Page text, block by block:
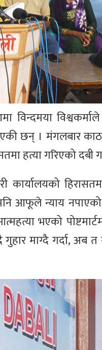
विन्दमया
छन् । मंगलबार
हत्या गरिएको
कार्यालयको
आफूले न्याय
भएको
गुहार माग्दै गर्दा,